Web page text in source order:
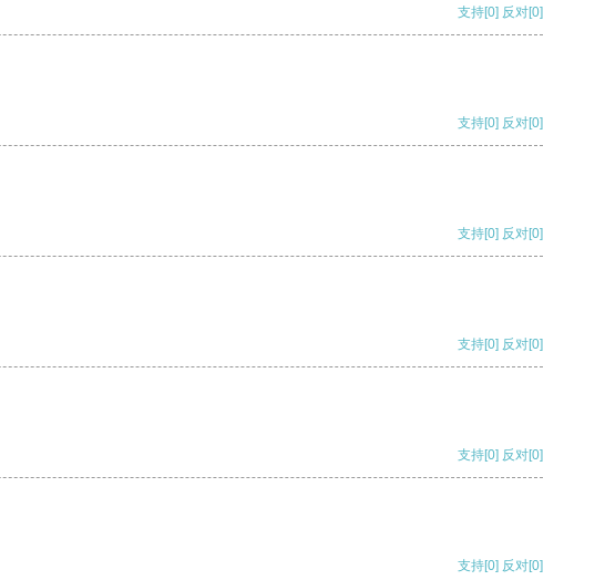
支持[0] 反对[0]
支持[0] 反对[0]
支持[0] 反对[0]
支持[0] 反对[0]
支持[0] 反对[0]
支持[0] 反对[0]